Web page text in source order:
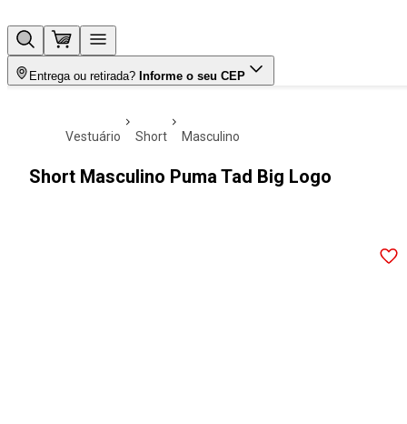
Entrega ou retirada? Informe o seu CEP
vestuário short masculino
Short Masculino Puma Tad Big Logo